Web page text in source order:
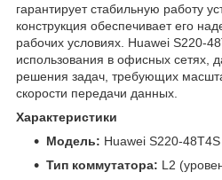
гарантирует стабильную работу
конструкция обеспечивает его
рабочих условиях. Huawei S220-
использования в офисных сетях,
решения задач, требующих
скорости передачи данных.
Характеристики
Модель: Huawei S220-48T4S
Тип коммутатора: L2